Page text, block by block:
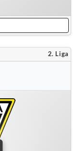
2. Liga